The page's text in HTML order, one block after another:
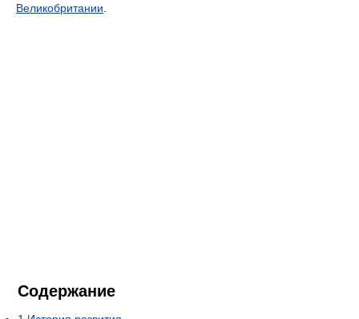
Великобритании
Содержание